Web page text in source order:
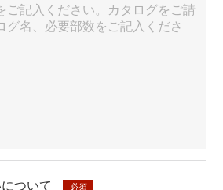
ついて 必須